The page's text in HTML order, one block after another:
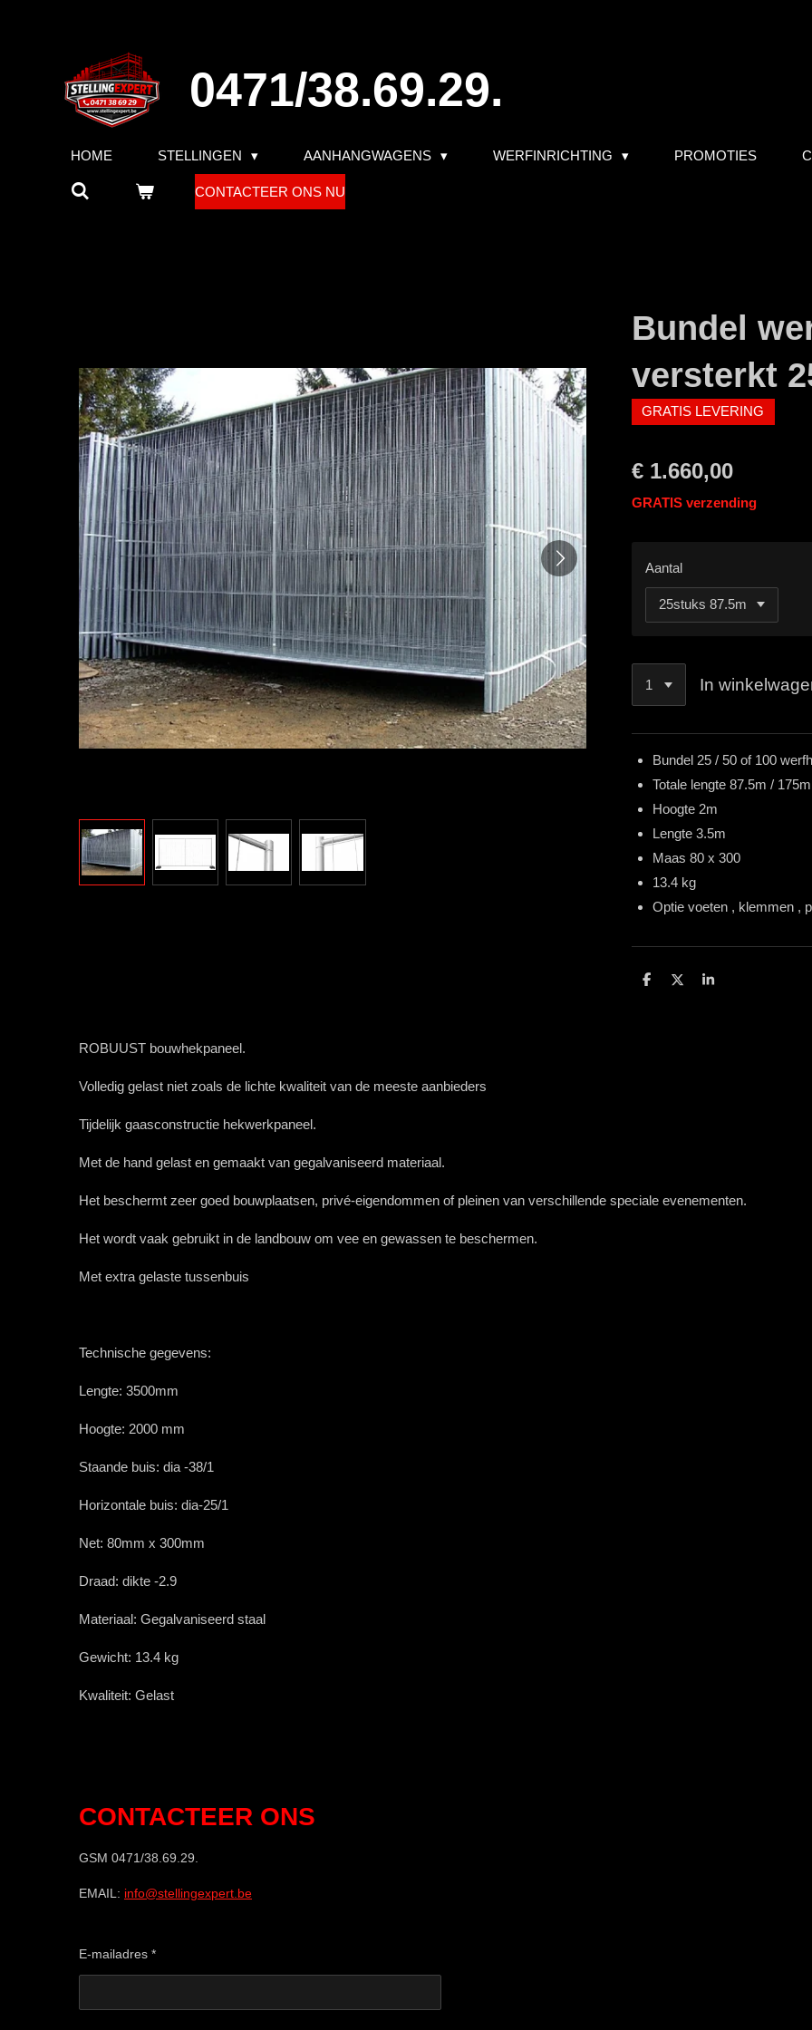
hoofdinhoud
0471/38.69.29.
HOME STELLINGEN AANHANGWAGENS WERFINRICHTING PROMOTIES
CONTACTEER ONS NU
Bundel
versterkt
GRATIS LEVERING
€ 1.660,00
GRATIS verzending
Aantal
In
Bundel 25 / 50 of 100
Totale lengte 87.5m /
Hoogte 2m
Lengte 3.5m
Maas 80 x 300
13.4 kg
Optie voeten , klemmen ,
D
D
S
ROBUUST bouwhekpaneel.
Volledig gelast niet zoals de lichte kwaliteit van de meeste aanbieders
Tijdelijk gaasconstructie hekwerkpaneel.
Met de hand gelast en gemaakt van gegalvaniseerd materiaal.
Het beschermt zeer goed bouwplaatsen, privé-eigendommen of pleinen van verschillende speciale evenementen.
Het wordt vaak gebruikt in de landbouw om vee en gewassen te beschermen.
Met extra gelaste tussenbuis
Technische gegevens:
Lengte: 3500mm
Hoogte: 2000 mm
Staande buis: dia -38/1
Horizontale buis: dia-25/1
Net: 80mm x 300mm
Draad: dikte -2.9
Materiaal: Gegalvaniseerd staal
Gewicht: 13.4 kg
Kwaliteit: Gelast
CONTACTEER ONS
GSM 0471/38.69.29.
EMAIL: info@stellingexpert.be
E-mailadres *